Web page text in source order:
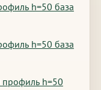
h=50 база
h=50 база
профиль h=50